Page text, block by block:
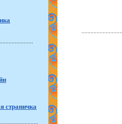
страничка